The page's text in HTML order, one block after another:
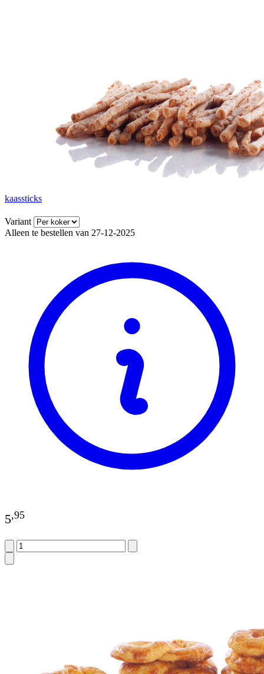
kaassticks
Variant
Alleen te bestellen van 27-12-2025
5,95